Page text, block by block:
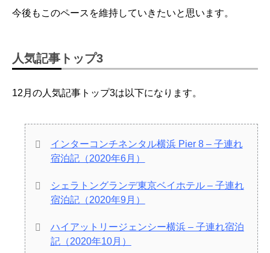
今後もこのペースを維持していきたいと思います。
人気記事トップ3
12月の人気記事トップ3は以下になります。
インターコンチネンタル横浜 Pier 8 – 子連れ
宿泊記（2020年6月）
シェラトングランデ東京ベイホテル – 子連れ
宿泊記（2020年9月）
ハイアットリージェンシー横浜 – 子連れ宿泊
記（2020年10月）